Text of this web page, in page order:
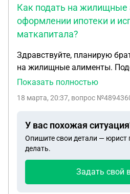
Как подать на жилищные
оформлении ипотеки и
маткапитала?
Здравствуйте, планирую
на жилищные алименты.
порядок действий? Можно
стоит ли подавать на
Показать полностью
18 марта, 20:37, вопрос
У вас похожая
Опишите свои детали — юрист
делать.
Задать свой